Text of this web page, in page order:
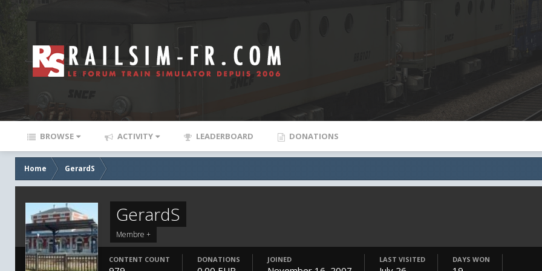
BROWSE ACTIVITY LEADERBOARD DONATIONS
Home GerardS
GerardS
Membre +
CONTENT COUNT DONATIONS JOINED LAST VISITED DAYS WON